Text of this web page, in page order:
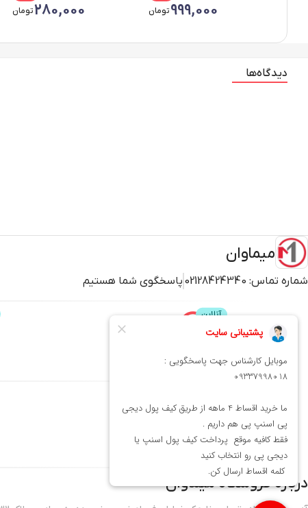
999,000تومان 280,000تومان
دیدگاه‌ها
میماوان
شماره تماس: 02128424340 پاسخگوی شما هستیم
پشتیبانی
عطر و ادکلن
بافت و اکستنشن
کوتاهی
شنیون
درباره فروشگاهمیماوان